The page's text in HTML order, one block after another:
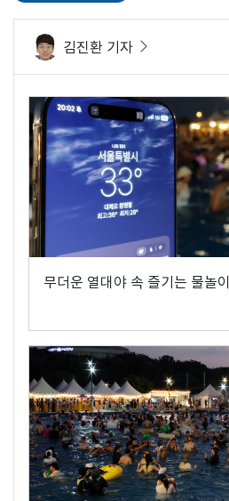
김진환 기자
무더운 열대야 속 즐기는 물놀이